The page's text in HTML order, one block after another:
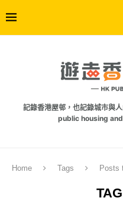
記錄香港屋邨，也記錄城市與
public housing
Home Tags Posts